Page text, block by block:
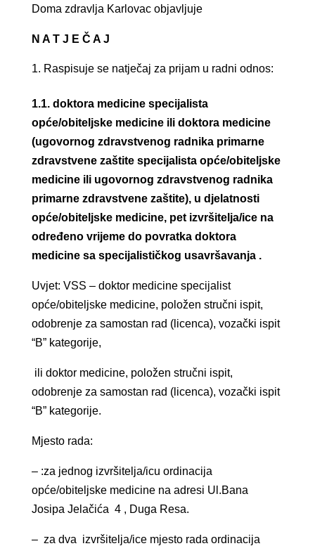
Doma zdravlja Karlovac objavljuje
N A T J E Č A J
Raspisuje se natječaj za prijam u radni odnos:
1.1. doktora medicine specijalista
opće/obiteljske medicine ili doktora medicine
(ugovornog zdravstvenog radnika primarne
zdravstvene zaštite specijalista opće/obiteljske
medicine ili ugovornog zdravstvenog radnika
primarne zdravstvene zaštite), u djelatnosti
opće/obiteljske medicine, pet izvršitelja/ice na
određeno vrijeme do povratka doktora
medicine sa specijalističkog usavršavanja .
Uvjet: VSS – doktor medicine specijalist
opće/obiteljske medicine, položen stručni ispit,
odobrenje za samostan rad (licenca), vozački ispit
“B” kategorije,
ili doktor medicine, položen stručni ispit,
odobrenje za samostan rad (licenca), vozački ispit
“B” kategorije.
Mjesto rada:
– :za jednog izvršitelja/icu ordinacija
opće/obiteljske medicine na adresi Ul.Bana
Josipa Jelačića 4 , Duga Resa.
– za dva izvršitelja/ice mjesto rada ordinacija